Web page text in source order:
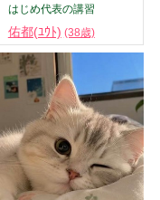
はじめ代表の講習
佑都(ﾕｳﾄ) (38歳)